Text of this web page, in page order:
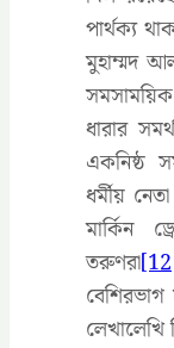
পার্থক্য
মুহাম্মদ
ধারার
একনিষ্ঠ
ধর্মীয়
মার্কিন
তরুণরা
লেখালেখি